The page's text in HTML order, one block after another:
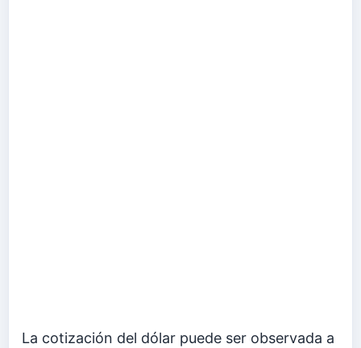
La cotización del dólar puede ser observada a